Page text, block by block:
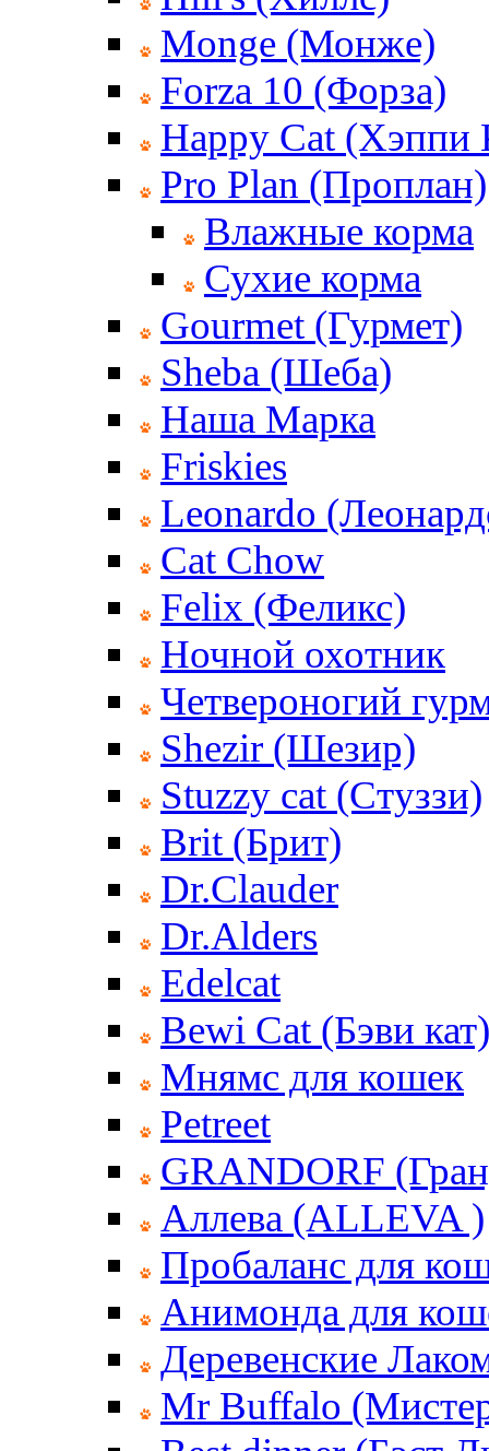
Monge (Монже)
Forza 10 (Форза)
Happy Cat (Хэппи
Pro Plan (Проплан)
Влажные корма
Сухие корма
Gourmet (Гурмет)
Sheba (Шеба)
Наша Марка
Friskies
Leonardo
Cat Chow
Felix (Феликс)
Ночной охотник
Четвероногий
Shezir (Шезир)
Stuzzy cat (Стуззи)
Brit (Брит)
Dr.Clauder
Dr.Alders
Edelcat
Bewi Cat (Бэви кат)
Мнямс для кошек
Petreet
GRANDORF
Аллева (ALLEVA )
Пробаланс для
Анимонда для
Деревенские
Mr Buffalo